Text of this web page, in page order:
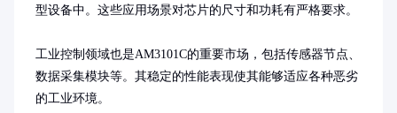
型设备中。这些应用场景对芯片的尺寸和功耗有严格要求。
工业控制领域也是AM3101C的重要市场，包括传感器节点、
数据采集模块等。其稳定的性能表现使其能够适应各种恶劣
的工业环境。